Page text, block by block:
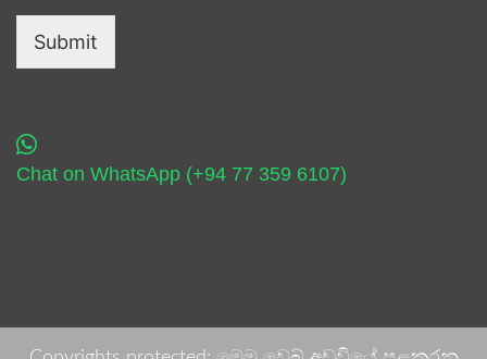
Submit
Chat on WhatsApp (+94 77 359 6107)